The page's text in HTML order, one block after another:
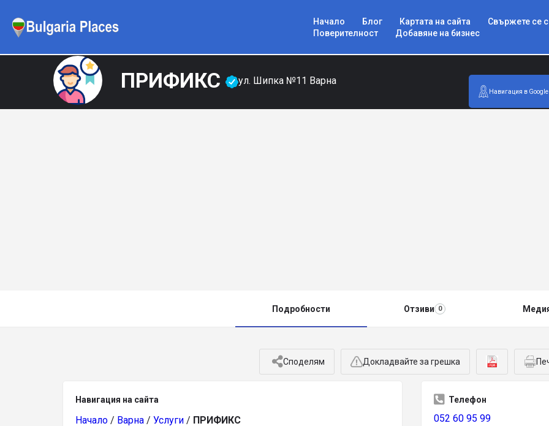
Начало Блог Картата на сайта
Свържете се
Поверителност
Добавяне на бизнес
ПРИФИКС ул. Шипка №11 Варна
Навигация в Google
Подробности Отзиви 0
Споделям Докладвайте за грешка
Навигация на сайта
Начало / Варна / Услуги / ПРИФИКС
Телефон
052 60 95 99